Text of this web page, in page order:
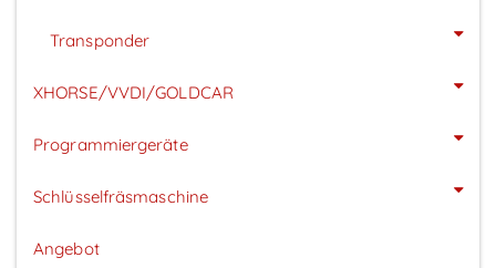
Transponder
XHORSE/VVDI/GOLDCAR
Programmiergeräte
Schlüsselfräsmaschine
Angebot